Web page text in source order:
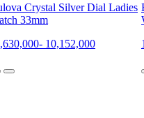
Crystal Silver Dial Ladies
33mm
- 10,152,000